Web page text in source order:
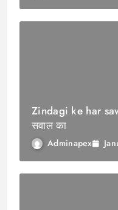
Zindagi ke har
सवाल का
Adminapex